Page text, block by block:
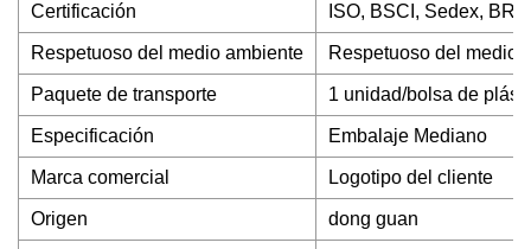
Certificación ISO, BSCI, Sedex, BRC
Respetuoso del medio ambiente Respetuoso del medio
Paquete de transporte 1 unidad/bolsa de
Especificación Embalaje Mediano
Marca comercial Logotipo del cliente
Origen dong guan